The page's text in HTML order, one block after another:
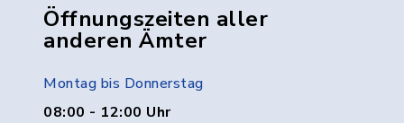
Öffnungszeiten aller
anderen Ämter
Montag bis Donnerstag
08:00 - 12:00 Uhr